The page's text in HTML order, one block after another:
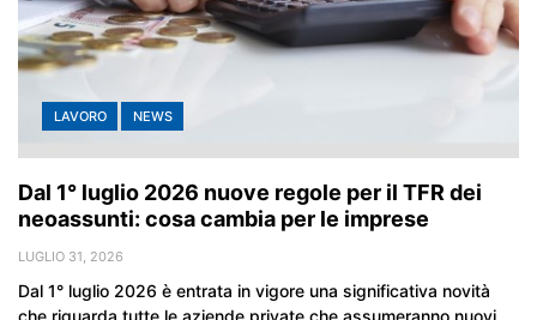
LAVORO NEWS
Dal 1° luglio 2026 nuove regole per il TFR dei
neoassunti: cosa cambia per le imprese
LUGLIO 31, 2026
Dal 1° luglio 2026 è entrata in vigore una significativa novità
che riguarda tutte le aziende private che assumeranno nuovi